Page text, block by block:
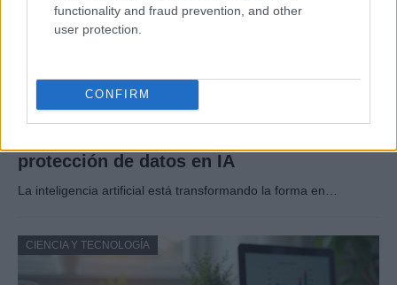
functionality and fraud prevention, and other
user protection.
CONFIRM
protección de datos en IA
La inteligencia artificial está transformando la forma en…
CIENCIA Y TECNOLOGÍA